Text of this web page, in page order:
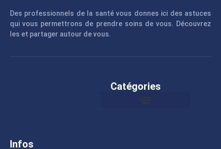
Des professionnels de la santé vous donnes ici des astuces
qui vous permettrons de prendre soins de vous. Découvrez
les et partager autour de vous.
Catégories
Infos